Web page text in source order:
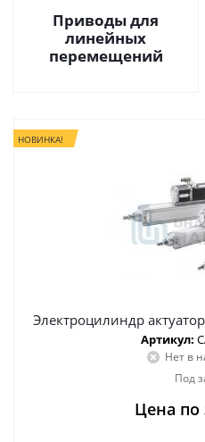
Приводы для
линейных
перемещений
НОВИНКА!
Электроцилиндр актуатор
Артикул:
Нет в
Под
Цена по